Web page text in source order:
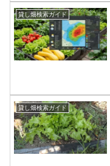
貸し畑検索ガイド
貸し畑検索ガイド